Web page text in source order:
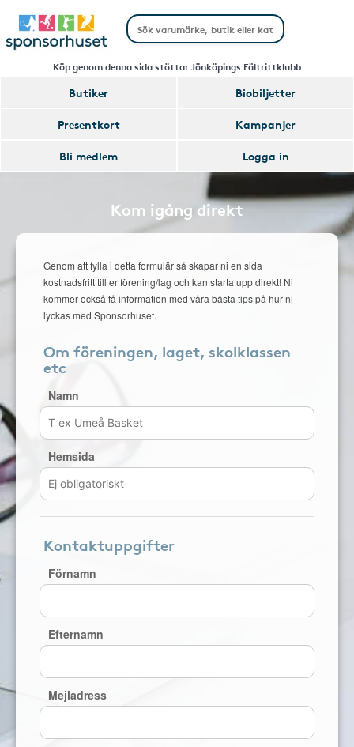
Köp genom denna sida stöttar Jönköpings Fältrittklubb
Butiker
Biobiljetter
Presentkort
Kampanjer
Bli medlem
Logga in
Kom igång direkt
Genom att fylla i detta formulär så skapar ni en sida
kostnadsfritt till er förening/lag och kan starta upp direkt! Ni
kommer också få information med våra bästa tips på hur ni
lyckas med Sponsorhuset.
Om föreningen, laget, skolklassen
etc
Namn
Hemsida
Kontaktuppgifter
Förnamn
Efternamn
Mejladress